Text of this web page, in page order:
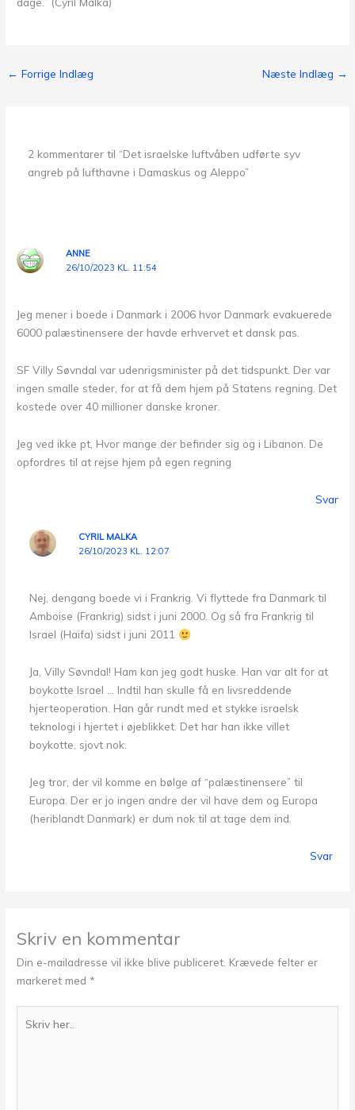
← Forrige Indlæg Næste Indlæg →
2 kommentarer til “Det israelske luftvåben udførte syv
angreb på lufthavne i Damaskus og Aleppo”
ANNE
26/10/2023 KL. 11:54
Jeg mener i boede i Danmark i 2006 hvor Danmark evakuerede
6000 palæstinensere der havde erhvervet et dansk pas.
SF Villy Søvndal var udenrigsminister på det tidspunkt. Der var
ingen smalle steder, for at få dem hjem på Statens regning. Det
kostede over 40 millioner danske kroner.
Jeg ved ikke pt, Hvor mange der befinder sig og i Libanon. De
opfordres til at rejse hjem på egen regning
Svar
CYRIL MALKA
26/10/2023 KL. 12:07
Nej, dengang boede vi i Frankrig. Vi flyttede fra Danmark til
Amboise (Frankrig) sidst i juni 2000. Og så fra Frankrig til
Israel (Haifa) sidst i juni 2011
Ja, Villy Søvndal! Ham kan jeg godt huske. Han var alt for at
boykotte Israel … Indtil han skulle få en livsreddende
hjerteoperation. Han går rundt med et stykke israelsk
teknologi i hjertet i øjeblikket. Det har han ikke villet
boykotte, sjovt nok.
Jeg tror, der vil komme en bølge af “palæstinensere” til
Europa. Der er jo ingen andre der vil have dem og Europa
(heriblandt Danmark) er dum nok til at tage dem ind.
Svar
Skriv en kommentar
Din e-mailadresse vil ikke blive publiceret. Krævede felter er
markeret med *
her..